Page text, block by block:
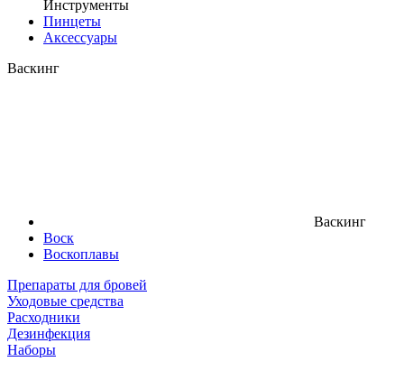
Инструменты
Пинцеты
Аксессуары
Васкинг
Васкинг
Воск
Воскоплавы
Препараты для бровей
Уходовые средства
Расходники
Дезинфекция
Наборы